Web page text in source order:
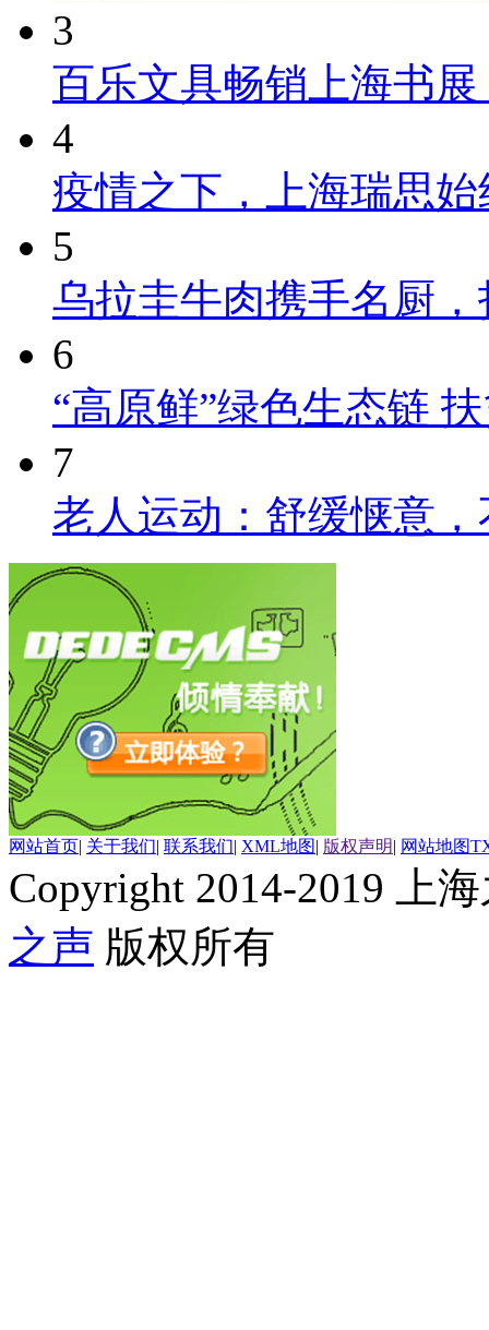
3
百乐文具畅销上海书
4
疫情之下，上海瑞思
5
乌拉圭牛肉携手名厨
6
“高原鲜”绿色生态链
7
老人运动：舒缓惬意
网站首页| 关于我们| 联系我们| XML地图| 版权声明| 网站地图
Copyright 2014-2019 上
之声 版权所有